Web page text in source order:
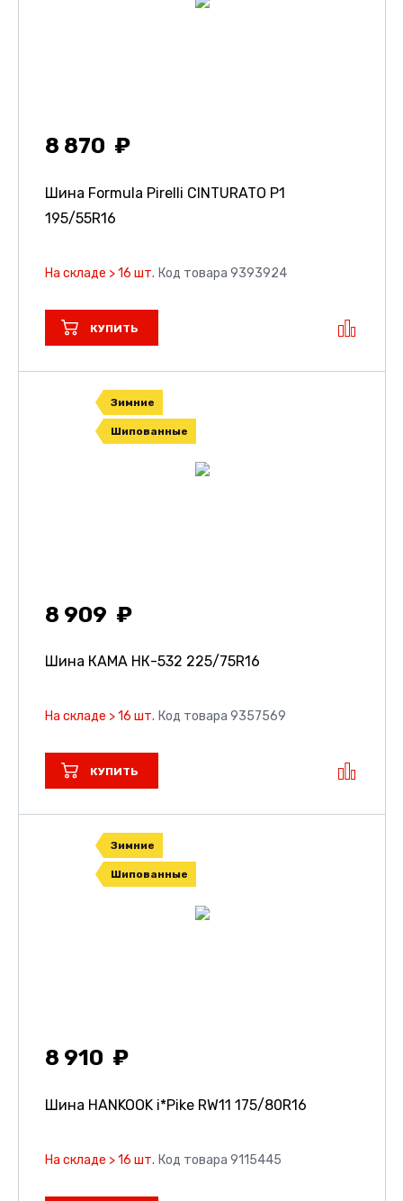
8 870
Шина Formula Pirelli CINTURATO P1
195/55R16
На складе > 16 шт. Код товара 9393924
КУПИТЬ
Зимние
Шипованные
8 909
Шина КАМА НК-532 225/75R16
На складе > 16 шт. Код товара 9357569
КУПИТЬ
Зимние
Шипованные
8 910
Шина HANKOOK i*Pike RW11 175/80R16
На складе > 16 шт. Код товара 9115445